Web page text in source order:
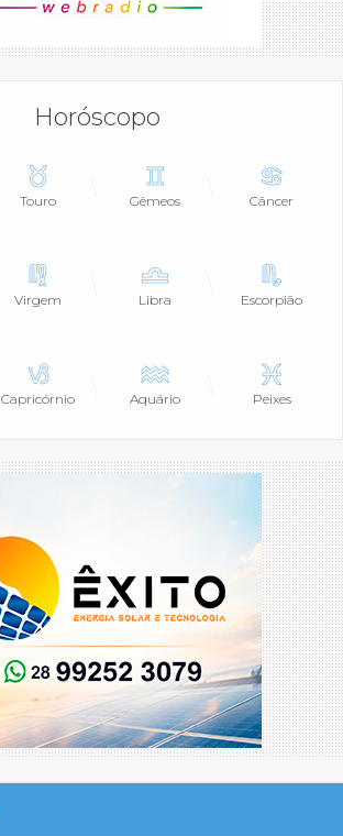
Horóscopo
Touro Gêmeos Câncer
Virgem Libra Escorpião
Capricórnio Aquário Peixes